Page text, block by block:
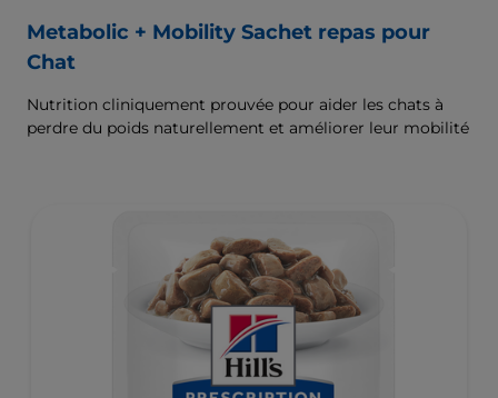
Metabolic + Mobility Sachet repas pour
Chat
Nutrition cliniquement prouvée pour aider les chats à
perdre du poids naturellement et améliorer leur mobilité